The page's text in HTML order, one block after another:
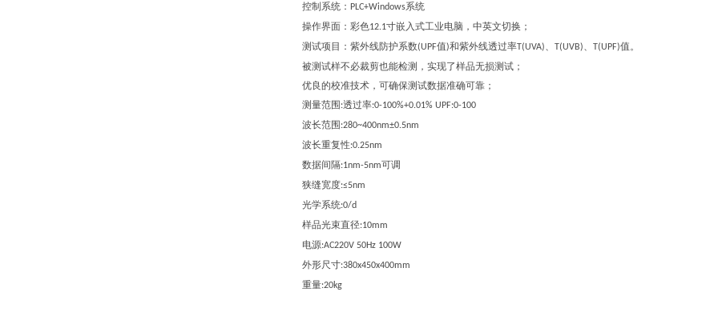
控制系统： PLC+Windows系统
操作界面：彩色12.1寸嵌入式工业电脑，中英文切换；
测试项目： 紫外线防护系数(UPF值)和紫外线透过率T(UVA)、 T(UVB)、 T(UPF)值。
被测试样不必裁剪也能检测，实现了样品无损测试 ；
优良的校准技术，可确保测试数据准确可靠 ；
测量范围 :透过率:0-100%+0.01% UPF:0-100
波长范围 :280~400nm±0.5nm
波长重复性:0.25nm
数据间隔:1nm-5nm可调
狭缝宽度:≤5nm
光学系统:0/d
样品光束直径:10mm
电源:AC220V 50Hz 100W
外形尺寸:380x450x400mm
重量:20kg